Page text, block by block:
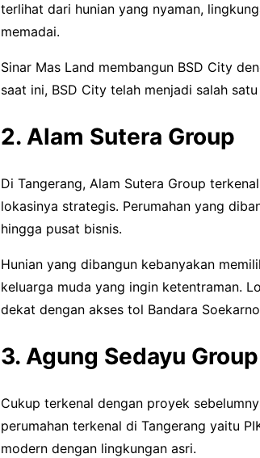
terlihat dari hunian yang nyaman,
memadai.
Sinar Mas Land membangun BSD City
saat ini, BSD City telah menjadi salah satu
2. Alam Sutera Group
Di Tangerang, Alam Sutera Group
lokasinya strategis. Perumahan yang
hingga pusat bisnis.
Hunian yang dibangun kebanyakan
keluarga muda yang ingin ketentraman.
dekat dengan akses tol Bandara
3. Agung Sedayu Group
Cukup terkenal dengan proyek
perumahan terkenal di Tangerang yaitu
modern dengan lingkungan asri.